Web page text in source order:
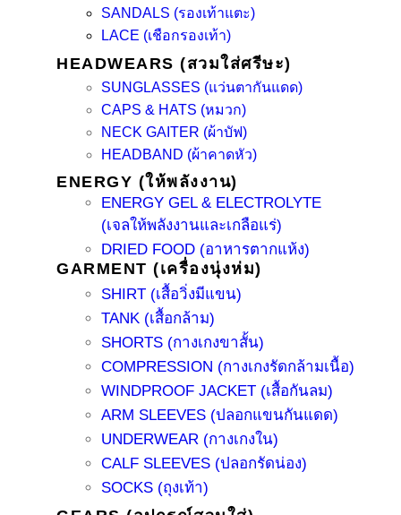
SANDALS (รองเท้าแตะ)
LACE (เชือกรองเท้า)
HEADWEARS (สวมใส่ศรีษะ)
SUNGLASSES (แว่นตากันแดด)
CAPS & HATS (หมวก)
NECK GAITER (ผ้าบัฟ)
HEADBAND (ผ้าคาดหัว)
ENERGY (ให้พลังงาน)
ENERGY GEL & ELECTROLYTE
(เจลให้พลังงานและเกลือแร่)
DRIED FOOD (อาหารตากแห้ง)
GARMENT (เครื่องนุ่งห่ม)
SHIRT (เสื้อวิ่งมีแขน)
TANK (เสื้อกล้าม)
SHORTS (กางเกงขาสั้น)
COMPRESSION (กางเกงรัดกล้ามเนื้อ)
WINDPROOF JACKET (เสื้อกันลม)
ARM SLEEVES (ปลอกแขนกันแดด)
UNDERWEAR (กางเกงใน)
CALF SLEEVES (ปลอกรัดน่อง)
SOCKS (ถุงเท้า)